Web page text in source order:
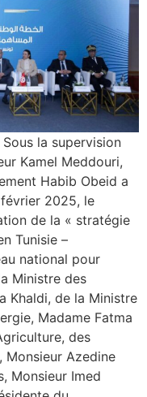
la supervision
Kamel Meddouri,
Habib Obeid a
2025, le
de la « stratégie
Tunisie –
national pour
Ministre des
Khaldi, de la Ministre
Madame Fatma
des
Monsieur Azedine
Monsieur Imed